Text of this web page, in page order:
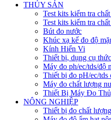
THỦY SẢN
Test kits kiểm tra
Test kits kiểm tra
Bút đo nước
Khúc xạ kế đo độ
Kính Hiển Vi
Thiết bị, dụng cụ
Máy đo ph/ec/tds/độ
Thiết bị đo pH/ec/tds
Máy đo chất lượng
Thiết Bị Máy Đo
NÔNG NGHIỆP
Thiết bị đo chất